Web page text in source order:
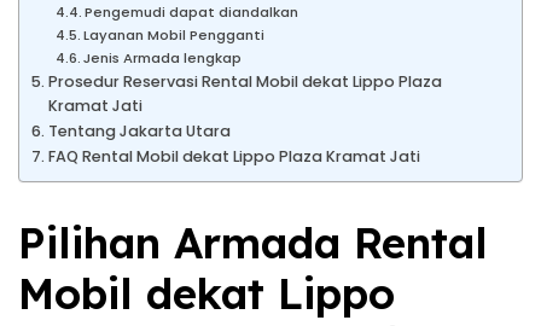
Pengemudi dapat diandalkan
Layanan Mobil Pengganti
Jenis Armada lengkap
Prosedur Reservasi Rental Mobil dekat Lippo Plaza
Kramat Jati
Tentang Jakarta Utara
FAQ Rental Mobil dekat Lippo Plaza Kramat Jati
Pilihan Armada Rental
Mobil dekat Lippo